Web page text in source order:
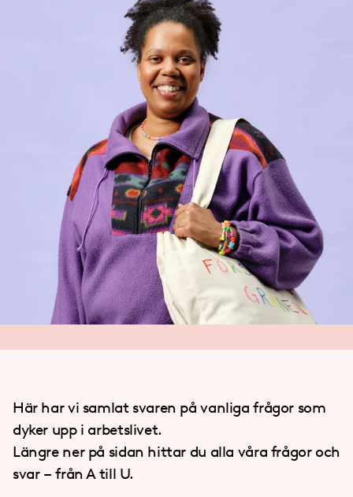
Här har vi samlat svaren på vanliga frågor som
dyker upp i arbetslivet.
Längre ner på sidan hittar du alla våra frågor och
svar – från A till U.